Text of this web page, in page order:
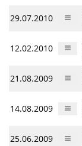
29.07.2010
12.02.2010
21.08.2009
14.08.2009
25.06.2009